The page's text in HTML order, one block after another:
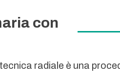
con
radiale è una